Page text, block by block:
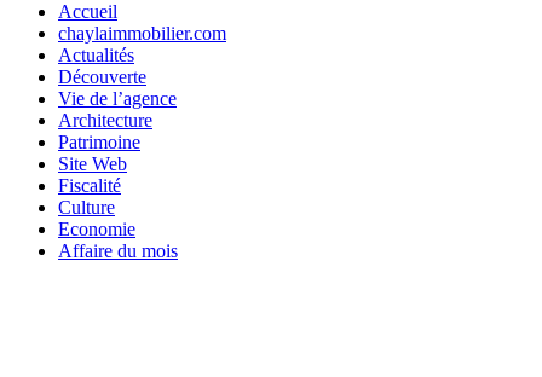
Accueil
chaylaimmobilier.com
Actualités
Découverte
Vie de l’agence
Architecture
Patrimoine
Site Web
Fiscalité
Culture
Economie
Affaire du mois